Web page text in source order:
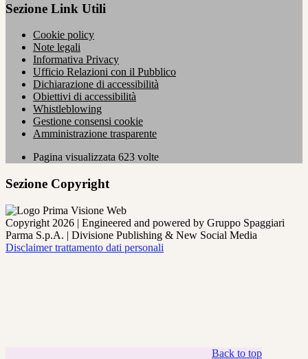
Sezione Link Utili
Cookie policy
Note legali
Informativa Privacy
Ufficio Relazioni con il Pubblico
Dichiarazione di accessibilità
Obiettivi di accessibilità
Whistleblowing
Gestione consensi cookie
Amministrazione trasparente
Pagina visualizzata 623 volte
Sezione Copyright
Copyright 2026 | Engineered and powered by Gruppo Spaggiari
Parma S.p.A. | Divisione Publishing & New Social Media
Disclaimer trattamento dati personali
Back to top